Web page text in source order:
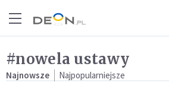
#nowela ustawy
Najnowsze Najpopularniejsze